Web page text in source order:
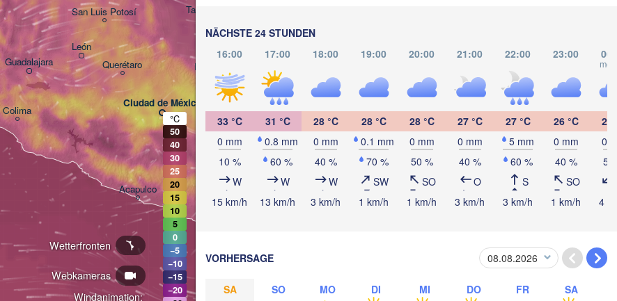
NÄCHSTE 24 STUNDEN
16:00
17:00 18:00 19:00 20:00 21:00 22:00 23:00
33 °C
0 mm
10 %
W
15 km/h
31 °C
0.8 mm
60 %
W
13 km/h
28 °C
0 mm
40 %
W
3 km/h
28 °C
0.1 mm
70 %
SW
1 km/h
28 °C
0 mm
50 %
SO
1 km/h
27 °C
0 mm
40 %
O
3 km/h
27 °C
5 mm
60 %
S
3 km/h
26 °C
0 mm
40 %
SO
1 km/h
25
0
50
4
VORHERSAGE
SA SO MO DI MI DO FR SA
Windanimation:
Webkameras
Wetterfronten
Guadalajara
León
Colima
San Luis Potosí Tampico
Ciudad de México
Acapulco Tuxtla Gutiérrez
Querétaro
Campeche
Coatzacoalcos
Poza Rica
Oaxaca de Juárez
Tehuacán Ciudad del Carmen
Veracruz
Mérida
San Salvador
Catacamas
Chetumal
HONDURAS
BELIZE
°C
50
40
30
25
20
15
10
5
0
−5
−10
−15
−20